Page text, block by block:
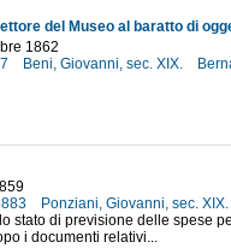
1862
Beni, Giovanni, sec. XIX.
Ponziani, Giovanni, sec. XIX.
stato di previsione delle spese
i documenti relativi...